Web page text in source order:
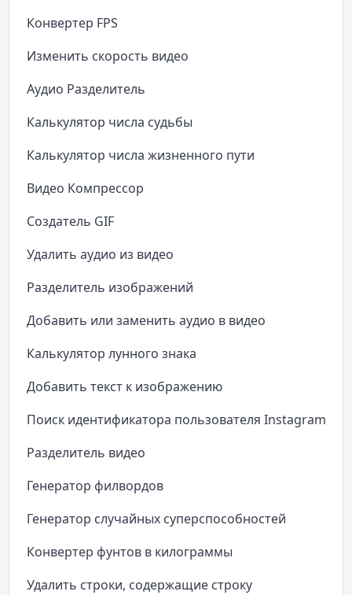
Конвертер FPS
Изменить скорость видео
Аудио Разделитель
Калькулятор числа судьбы
Калькулятор числа жизненного пути
Видео Компрессор
Создатель GIF
Удалить аудио из видео
Разделитель изображений
Добавить или заменить аудио в видео
Калькулятор лунного знака
Добавить текст к изображению
Поиск идентификатора пользователя Instagram
Разделитель видео
Генератор филвордов
Генератор случайных суперспособностей
Конвертер фунтов в килограммы
Удалить строки, содержащие строку